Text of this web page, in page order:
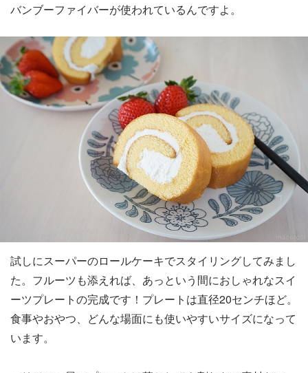
バンブーファイバーが使われているんですよ。
試しにスーパーのロールケーキでスタイリングしてみまし
た。フルーツも添えれば、あっという間におしゃれなスイ
ーツプレートの完成です！プレートは直径20センチほど。
食事やおやつ、どんな場面にも使いやすいサイズになって
います。